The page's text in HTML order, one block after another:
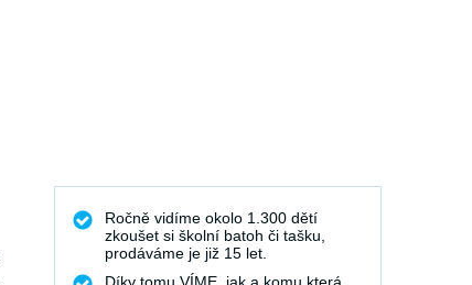
Ročně vidíme okolo 1.300 dětí
zkoušet si školní batoh či tašku,
prodáváme je již 15 let.